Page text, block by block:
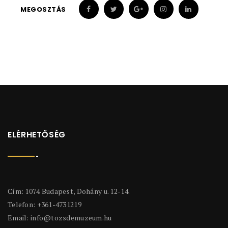
MEGOSZTÁS
ELÉRHETŐSÉG
Cím: 1074 Budapest, Dohány u. 12-14.
Telefon: +361-4731219
Email: info@tozsdemuzeum.hu